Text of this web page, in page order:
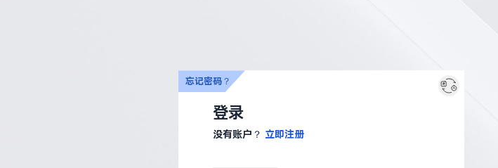
登录
没有账户？ 立即注册
忘记密码？